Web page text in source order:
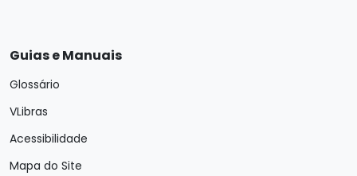
Guias e Manuais
Glossário
VLibras
Acessibilidade
Mapa do Site